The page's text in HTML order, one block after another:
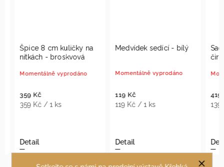
Špice 8 cm kuličky na
nitkách - broskvová
Momentálně vyprodáno
359 Kč
359 Kč / 1 ks
Detail
Medvídek sedící - bílý
Momentálně vyprodáno
119 Kč
119 Kč / 1 ks
Detail
čirá
419 Kč
Detail